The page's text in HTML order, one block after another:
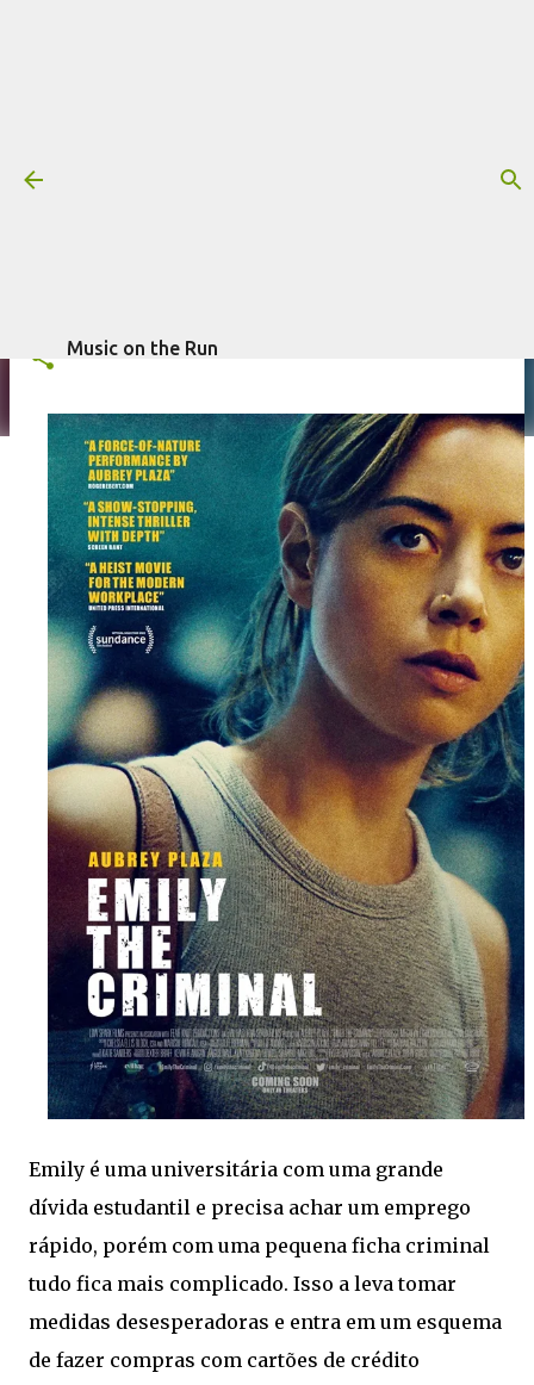
Music on the Run
Trilha sonora: Emily the Criminal,
Emily é uma universitária com uma grande
dívida estudantil e precisa achar um emprego
rápido, porém com uma pequena ficha criminal
tudo fica mais complicado. Isso a leva tomar
medidas desesperadoras e entra em um esquema
de fazer compras com cartões de crédito